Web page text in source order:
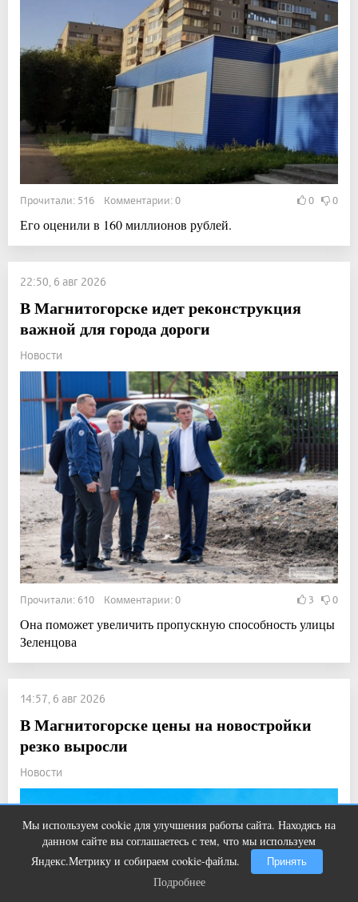
Прочитали: 516 Комментарии: 0 0 0
Его оценили в 160 миллионов рублей.
22:50, 6 авг 2026
В Магнитогорске идет реконструкция
важной для города дороги
Новости
Прочитали: 610 Комментарии: 0 3 0
Она поможет увеличить пропускную способность улицы
Зеленцова
14:57, 6 авг 2026
В Магнитогорске цены на новостройки
резко выросли
Новости
Мы используем cookie для улучшения работы сайта. Находясь на
данном сайте вы соглашаетесь с тем, что мы используем
Яндекс.Метрику и собираем cookie-файлы.
Принять
Подробнее
Этот танец невесты оставит вас без
слов! Пересмотрела 10 раз
Подробнее